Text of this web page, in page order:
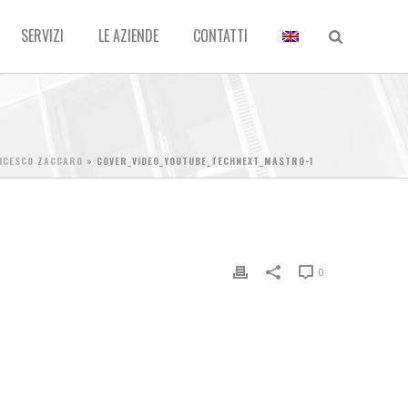
SERVIZI LE AZIENDE CONTATTI
ZACCARO » COVER_VIDEO_YOUTUBE_TECHNEXT_MASTRO-1
0